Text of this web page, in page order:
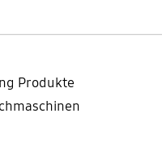
Produkte